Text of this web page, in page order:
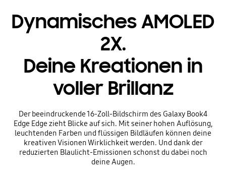
Dynamisches AMOLED
2X.
Deine Kreationen in
voller Brillanz
Der beeindruckende 16-Zoll-Bildschirm des Galaxy Book4
Edge Edge zieht Blicke auf sich. Mit seiner hohen Auflösung,
leuchtenden Farben und flüssigen Bildläufen können deine
kreativen Visionen Wirklichkeit werden. Und dank der
reduzierten Blaulicht-Emissionen schonst du dabei noch
deine Augen.